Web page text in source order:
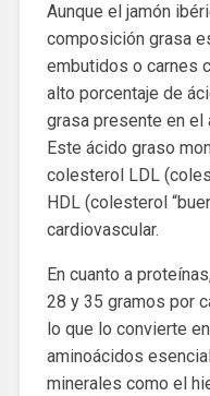
Aunque el jamón
composición grasa
embutidos o carnes
alto porcentaje de
grasa presente en el
Este ácido graso
colesterol LDL
HDL (colesterol
cardiovascular.
En cuanto a
28 y 35 gramos por
lo que lo convierte
aminoácidos
minerales como el